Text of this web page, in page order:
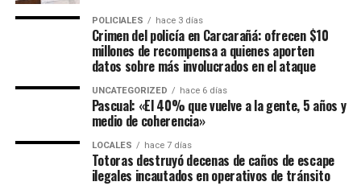
POLICIALES hace 3 días
Crimen del policía en Carcarañá: ofrecen $10
millones de recompensa a quienes aporten
datos sobre más involucrados en el ataque
UNCATEGORIZED hace 6 días
Pascual: «El 40% que vuelve a la gente, 5 años y
medio de coherencia»
LOCALES hace 7 días
Totoras destruyó decenas de caños de escape
ilegales incautados en operativos de tránsito